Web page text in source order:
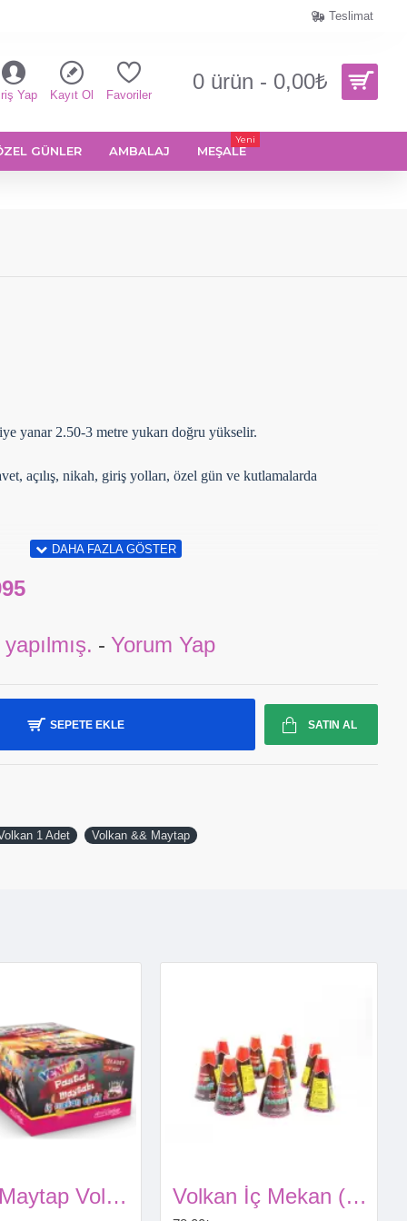
Teslimat
Yap Kayıt Ol Favoriler
0 ürün - 0,00₺
GÜNLER AMBALAJ MEŞALE
Yeni
yanar 2.50-3 metre yukarı doğru yükselir.
açılış, nikah, giriş yolları, özel gün ve kutlamalarda
- Yorum Yap
SEPETE EKLE SATIN AL
1 Adet Volkan && Maytap
Pasta Maytap Volkan Volkan İç Mekan (3 metre)